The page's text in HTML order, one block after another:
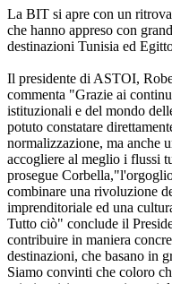
La BIT si apre con un
che hanno appreso con
destinazioni Tunisia ed
Il presidente di ASTOI,
commenta "Grazie ai
istituzionali e del mondo
potuto constatare
normalizzazione, ma anche
accogliere al meglio i flussi
prosegue
combinare una rivoluzione
imprenditoriale ed una
Tutto ciò" conclude il
contribuire in maniera
destinazioni, che basano in
Siamo convinti che coloro